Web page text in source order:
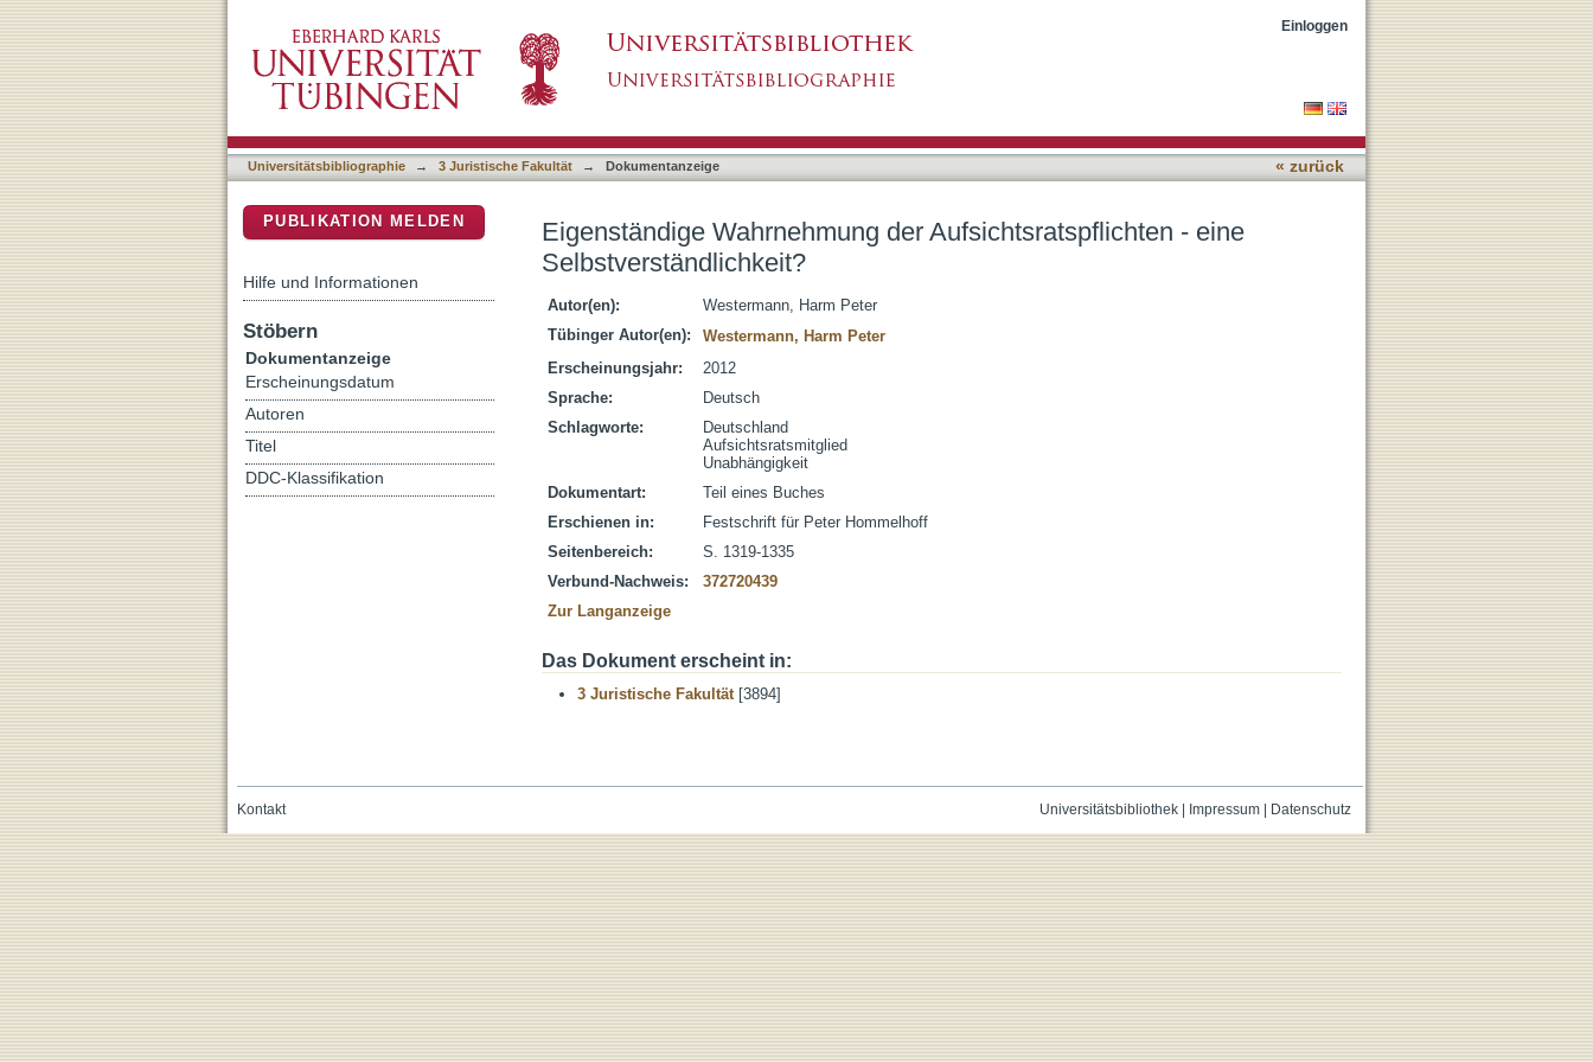
Einloggen
Universitätsbibliographie → 3 Juristische Fakultät → Dokumentanzeige « zurück
Eigenständige Wahrnehmung der Aufsichtsratspflichten - eine
Selbstverständlichkeit?
Autor(en):
Westermann, Harm Peter
Tübinger Autor(en):
Westermann, Harm Peter
Erscheinungsjahr:
2012
Sprache:
Deutsch
Schlagworte:
Deutschland
Aufsichtsratsmitglied
Unabhängigkeit
Dokumentart:
Teil eines Buches
Erschienen in:
Festschrift für Peter Hommelhoff
Seitenbereich:
S. 1319-1335
Verbund-Nachweis:
372720439
Zur Langanzeige
Das Dokument erscheint in:
3 Juristische Fakultät[3894]
PUBLIKATION MELDEN
Hilfe und Informationen
Stöbern
Dokumentanzeige
Erscheinungsdatum
Autoren
Titel
DDC-Klassifikation
Universitätsbibliothek| Impressum| Datenschutz
Kontakt